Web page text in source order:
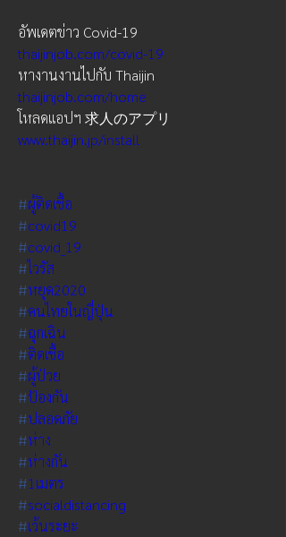
อัพเดตข่าว Covid-19
thaijinjob.com/covid-19
หางานงานไปกับ Thaijin
thaijinjob.com/home
โหลดแอปฯ 求人のアプリ
www.thaijin.jp/install
#ผู้ติดเชื้อ
#covid19
#covid_19
#ไวรัส
#หยุด2020
#คนไทยในญี่ปุ่น
#ฉุกเฉิน
#ติดเชื้อ
#ผู้ป่วย
#ป้องกัน
#ปลอดภัย
#ห่าง
#ห่างกัน
#1เมตร
#socialdistancing
#เว้นระยะ